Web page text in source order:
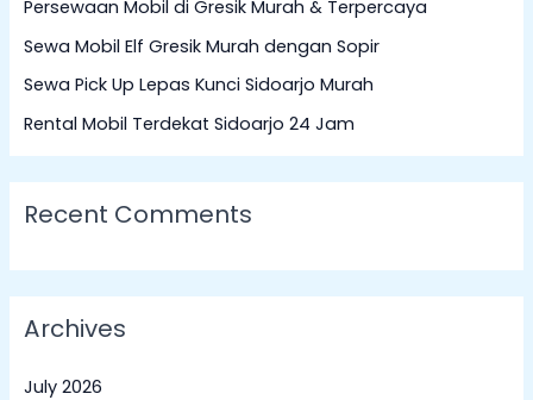
f
o
r
:
Persewaan Mobil di Gresik Murah & Terpercaya
Sewa Mobil Elf Gresik Murah dengan Sopir
Sewa Pick Up Lepas Kunci Sidoarjo Murah
Rental Mobil Terdekat Sidoarjo 24 Jam
Recent Comments
Archives
July 2026